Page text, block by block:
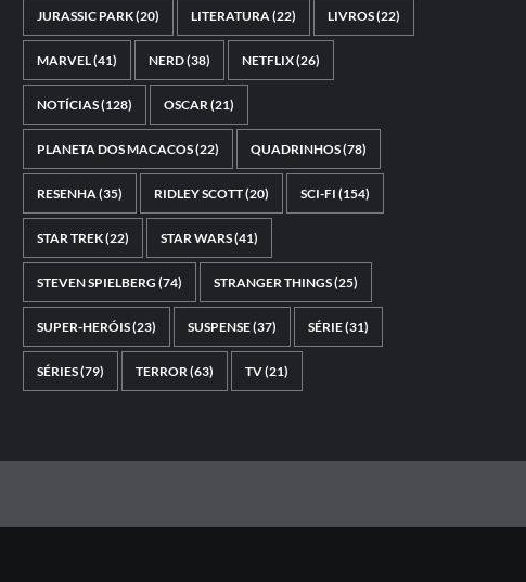
JURASSIC PARK(20) LITERATURA (22) LIVROS(22)
MARVEL(41) NERD(38) NETFLIX(26)
NOTÍCIAS(128) OSCAR (21)
PLANETA DOS MACACOS(22) QUADRINHOS(78)
RESENHA (35) RIDLEY SCOTT(20) SCI-FI (154)
STAR TREK(22) STAR WARS(41)
STEVEN SPIELBERG (74) STRANGER THINGS(25)
SUPER-HERÓIS(23) SUSPENSE(37) SÉRIE(31)
SÉRIES(79) TERROR (63) TV(21)